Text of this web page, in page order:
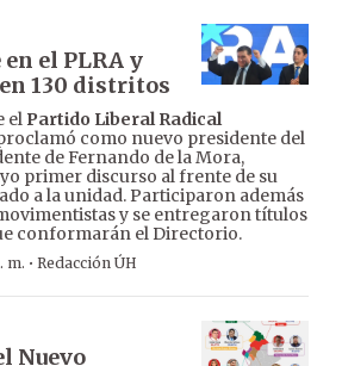
el PLRA y
130 distritos
el Partido Liberal Radical
como nuevo presidente del
de Fernando de la Mora,
primer discurso al frente de su
a la unidad. Participaron además
y se entregaron títulos
conformarán el Directorio.
m. · Redacción ÚH
Nuevo